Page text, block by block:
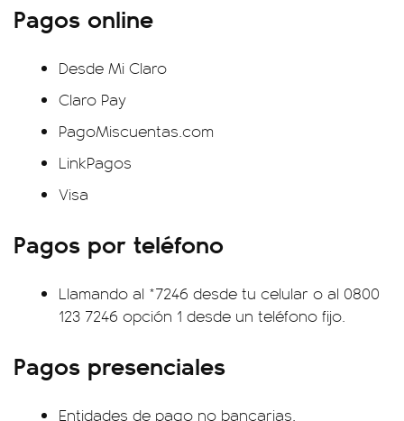
Pagos online
Desde Mi Claro
Claro Pay
PagoMiscuentas.com
LinkPagos
Visa
Pagos por teléfono
Llamando al *7246 desde tu celular o al 0800
123 7246 opción 1 desde un teléfono fijo.
Pagos presenciales
Entidades de pago no bancarias.